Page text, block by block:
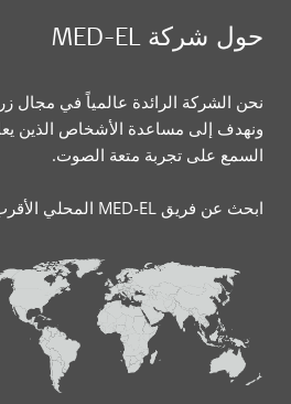
حول شركة MED-EL
نحن الشركة الرائدة عالمياً في مجال
ونهدف إلى مساعدة الأشخاص الذين
السمع على تجربة متعة الصوت.
ابحث عن فريق MED-EL المحلي الأقرب لك